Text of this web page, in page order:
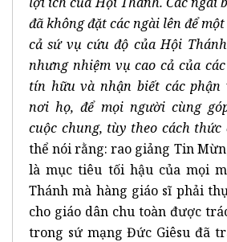
đã không đặt các ngài lên để
cả sứ vụ cứu độ của Hội
nhưng nhiệm vụ cao cả của
tín hữu và nhận biết các phận
nơi họ, để mọi người cùng
cuộc chung, tùy theo cách thức
thể nói rằng: rao giảng Tin
là mục tiêu tối hậu của mọi
Thánh mà hàng giáo sĩ phải
cho giáo dân chu toàn được
trong sứ mạng Đức Giêsu đã